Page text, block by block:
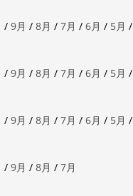
/ 9月 / 8月 / 7月 / 6月 / 5月 /
/ 9月 / 8月 / 7月 / 6月 / 5月 /
/ 9月 / 8月 / 7月 / 6月 / 5月 /
/ 9月 / 8月 / 7月